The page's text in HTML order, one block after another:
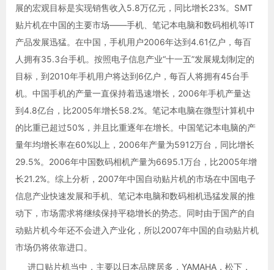
展的宏观目标是实现销售收入5.8万亿元，同比增长23%。SMT
贴片机在中国的主要市场——手机、笔记本电脑和数码相机等IT
产品发展迅猛。在中国，手机用户2006年达到4.61亿户，每百
人拥有35.3台手机。按照电子信息产业“十一五”发展规划制定的
目标，到2010年手机用户将达到6亿户，每百人将拥有45台手
机。中国手机的产量一直保持着迅速增长，2006年手机产量达
到4.8亿台，比2005年增长58.2%。笔记本电脑在微型计算机中
的比重已超过50%，并且比重逐年在增长。中国笔记本电脑的产
量年均增长率在60%以上，2006年产量为5912万台，同比增长
29.5%。2006年中国数码相机产量为6695.1万台，比2005年增
长21.2%。综上分析，2007年中国自动贴片机的市场在中国电子
信息产业快速发展和手机、笔记本电脑和数码相机迅猛发展的推
动下，市场需求将继续保持平稳增长的势态。同时由于国产的自
动贴片机今年还不会进入产业化，所以2007年中国的自动贴片机
市场仍将依靠进口。
进口贴片机当中，主要以日本品牌居多，YAMAHA，松下，